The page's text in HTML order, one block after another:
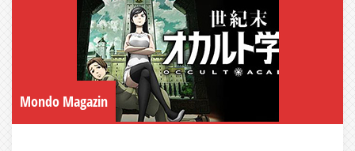
Mondo Magazin